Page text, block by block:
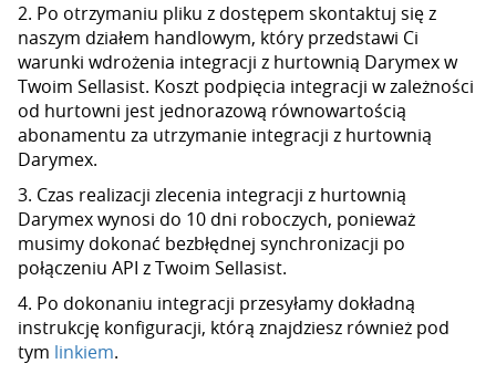
2. Po otrzymaniu pliku z dostępem skontaktuj się z
naszym działem handlowym, który przedstawi Ci
warunki wdrożenia integracji z hurtownią Darymex w
Twoim Sellasist. Koszt podpięcia integracji w zależności
od hurtowni jest jednorazową równowartością
abonamentu za utrzymanie integracji z hurtownią
Darymex.
3. Czas realizacji zlecenia integracji z hurtownią
Darymex wynosi do 10 dni roboczych, ponieważ
musimy dokonać bezbłędnej synchronizacji po
połączeniu API z Twoim Sellasist.
4. Po dokonaniu integracji przesyłamy dokładną
instrukcję konfiguracji, którą znajdziesz również pod
tym linkiem.